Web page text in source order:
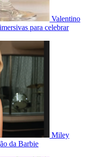
Valentino
para celebrar
Miley
da Barbie